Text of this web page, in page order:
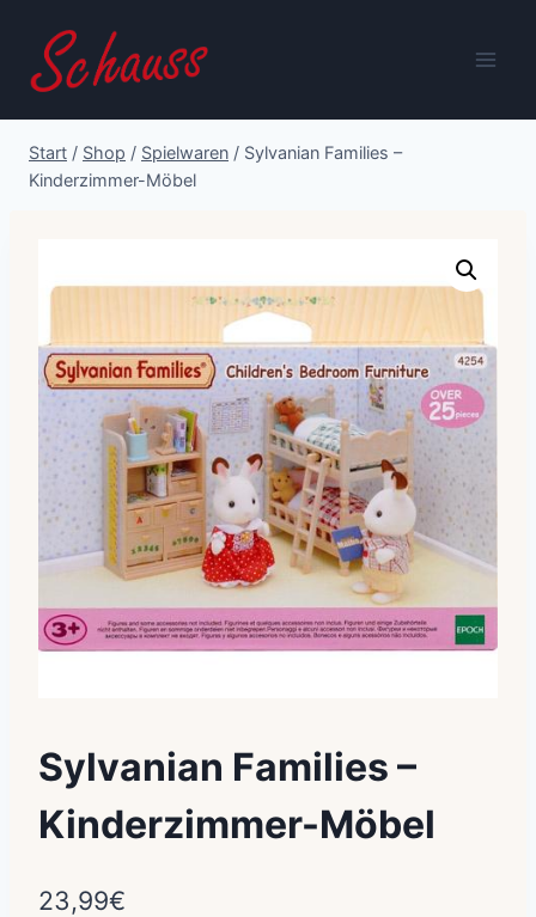
Inhalt
springen
Start / Shop / Spielwaren / Sylvanian Families –
Kinderzimmer-Möbel
Sylvanian Families –
Kinderzimmer-Möbel
23,99€